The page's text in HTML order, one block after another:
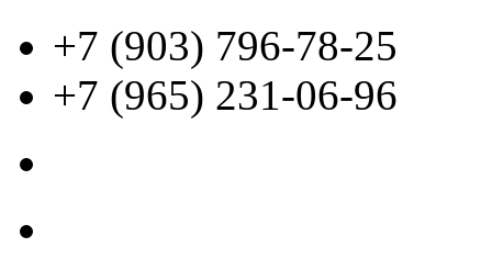
+7 (903) 796-78-25
+7 (965) 231-06-96